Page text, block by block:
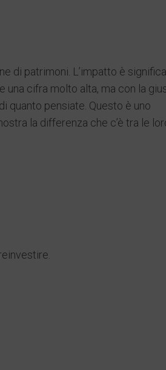
di patrimoni. L’impatto è
cifra molto alta, ma con la
quanto pensiate. Questo è uno
la differenza che c’è tra le